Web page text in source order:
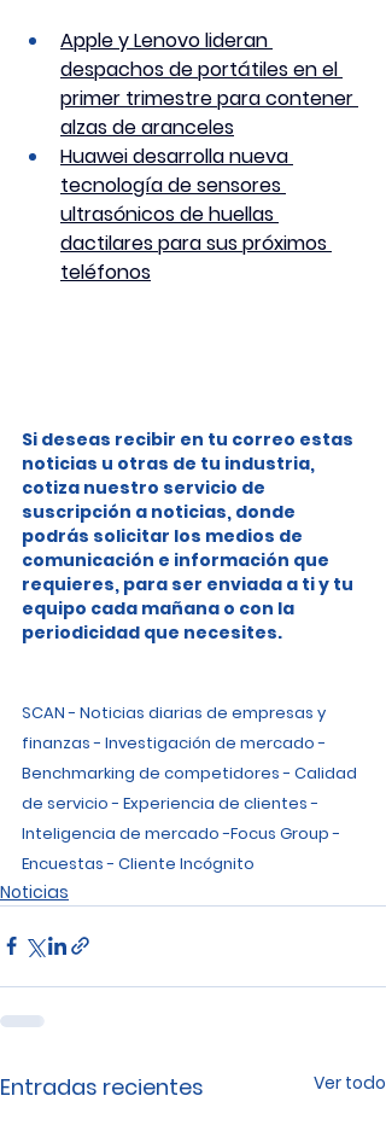
Apple y Lenovo lideran
despachos de portátiles en el
primer trimestre para contener
alzas de aranceles
Huawei desarrolla nueva
tecnología de sensores
ultrasónicos de huellas
dactilares para sus próximos
teléfonos
Si deseas recibir en tu correo estas
noticias u otras de tu industria,
cotiza nuestro servicio de
suscripción a noticias, donde
podrás solicitar los medios de
comunicación e información que
requieres, para ser enviada a ti y tu
equipo cada mañana o con la
periodicidad que necesites.
SCAN - Noticias diarias de empresas y
finanzas - Investigación de mercado -
Benchmarking de competidores - Calidad
de servicio - Experiencia de clientes -
Inteligencia de mercado -Focus Group -
Encuestas - Cliente Incógnito
Noticias
Entradas recientes Ver todo